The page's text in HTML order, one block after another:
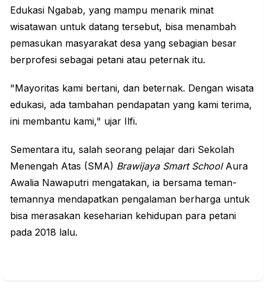
Edukasi Ngabab, yang mampu menarik minat
wisatawan untuk datang tersebut, bisa menambah
pemasukan masyarakat desa yang sebagian besar
berprofesi sebagai petani atau peternak itu.
"Mayoritas kami bertani, dan beternak. Dengan wisata
edukasi, ada tambahan pendapatan yang kami terima,
ini membantu kami," ujar Ilfi.
Sementara itu, salah seorang pelajar dari Sekolah
Menengah Atas (SMA) Brawijaya Smart SchoolAura
Awalia Nawaputri mengatakan, ia bersama teman-
temannya mendapatkan pengalaman berharga untuk
bisa merasakan keseharian kehidupan para petani
pada 2018 lalu.